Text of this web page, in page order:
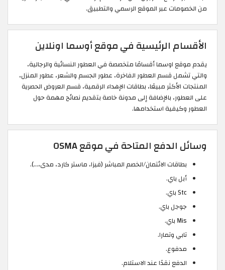
من الخصومات عبر الموقع الرسمي والتطبيق.
الأقسام الرئيسية في موقع أوسما اونلاين
يقدم موقع اوسما أقسامًا متخصصة في العطور النسائية والرجالية،
والتي تشمل قسم العطور الفاخرة، عطور الجسم والشعر، عطور المنزل،
المنتجات الأكثر مبيعًا، بطاقات الإهداء الرقمية، قسم العروض الحصرية
على العطور، بالإضافة إلى مدونة خاصة بتقديم نصائح مهمة حول
العطور وكيفية استخدامها.
وسائل الدفع المتاحة في موقع OSMA
بطاقات الائتمان/الخصم المباشر (فيزا، ماستر كارد، مدى،…).
أبل باي.
Stc باي.
جوجل باي.
Mis باي.
تابي وتمارا.
مدفوع.
الدفع نقدًا عند الاستلام.